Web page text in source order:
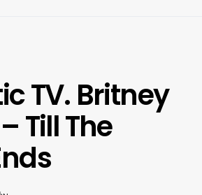
TV. Britney
Till The